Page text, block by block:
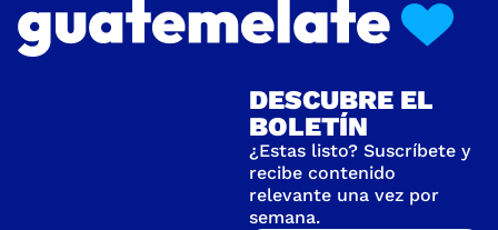
DESCUBRE EL
BOLETÍN
¿Estas listo? Suscríbete y
recibe contenido
relevante una vez por
semana.